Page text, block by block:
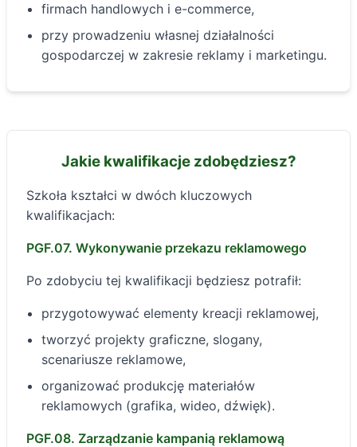
firmach handlowych i e-commerce,
przy prowadzeniu własnej działalności
gospodarczej w zakresie reklamy i marketingu.
Jakie kwalifikacje zdobędziesz?
Szkoła kształci w dwóch kluczowych
kwalifikacjach:
PGF.07. Wykonywanie przekazu reklamowego
Po zdobyciu tej kwalifikacji będziesz potrafił:
przygotowywać elementy kreacji reklamowej,
tworzyć projekty graficzne, slogany,
scenariusze reklamowe,
organizować produkcję materiałów
reklamowych (grafika, wideo, dźwięk).
PGF.08. Zarządzanie kampanią reklamową